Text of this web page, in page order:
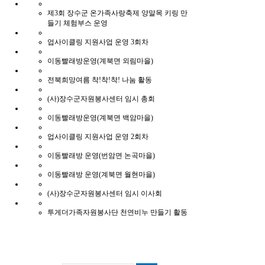
제3회 장수군 온가족사랑축제 양말목 키링 만
들기 체험부스 운영
업사이클링 지원사업 운영 3회차
이동빨래방운영(계북면 외림마을)
전북희망여름 착!착!착! 나눔 활동
(사)장수군자원봉사센터 임시 총회
이동빨래방운영(계북면 백암마을)
업사이클링 지원사업 운영 2회차
이동빨래방 운영(번암면 논곡마을)
이동빨래방 운영(계북면 월현마을)
(사)장수군자원봉사센터 임시 이사회
투게더가족자원봉사단 천연비누 만들기 활동